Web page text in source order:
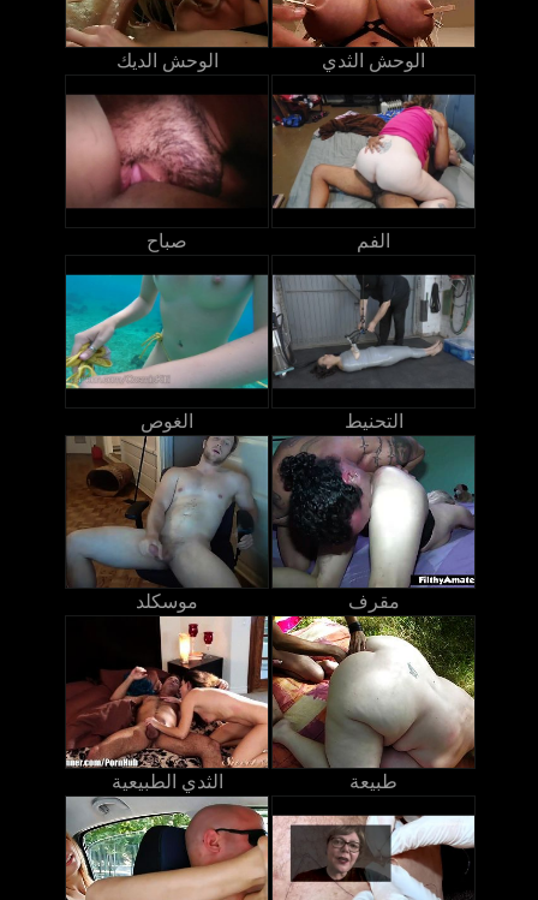
الوحش الديك الوحش الثدي
صباح الفم
الغوص التحنيط
موسكلد مقرف
الثدي الطبيعية طبيعة